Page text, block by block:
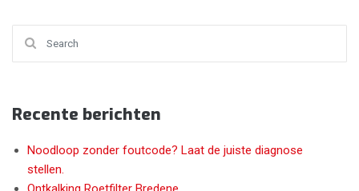
Recente berichten
Noodloop zonder foutcode? Laat de juiste diagnose
stellen.